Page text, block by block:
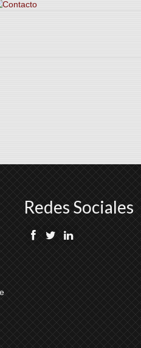
Redes Sociales